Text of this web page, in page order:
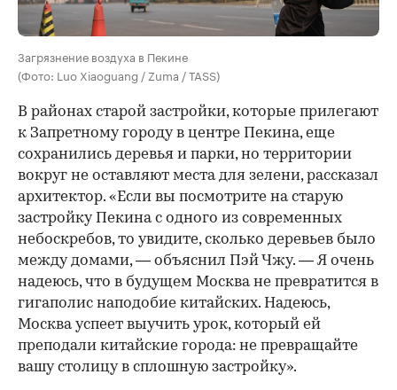
Загрязнение воздуха в Пекине
(Фото: Luo Xiaoguang / Zuma / TASS)
В районах старой застройки, которые прилегают
к Запретному городу в центре Пекина, еще
сохранились деревья и парки, но территории
вокруг не оставляют места для зелени, рассказал
архитектор. «Если вы посмотрите на старую
застройку Пекина с одного из современных
небоскребов, то увидите, сколько деревьев было
между домами, — объяснил Пэй Чжу. — Я очень
надеюсь, что в будущем Москва не превратится в
гигаполис наподобие китайских. Надеюсь,
Москва успеет выучить урок, который ей
преподали китайские города: не превращайте
вашу столицу в сплошную застройку».